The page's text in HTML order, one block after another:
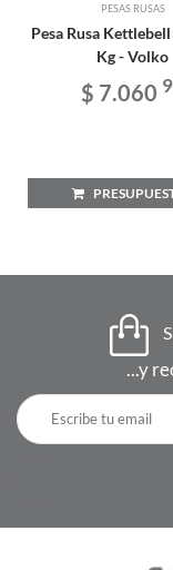
PESAS RUSAS
Pesa Rusa
Kg - Volko
$ 7.060
...y